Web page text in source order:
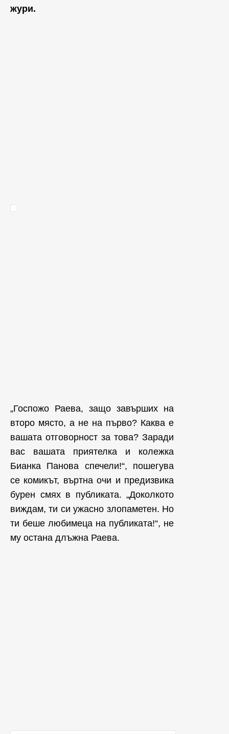
жури.
„Госпожо Раева, защо завърших на
второ място, а не на първо? Каква е
вашата отговорност за това? Заради
вас вашата приятелка и колежка
Бианка Панова спечели!“, пошегува
се комикът, въртна очи и предизвика
бурен смях в публиката. „Доколкото
виждам, ти си ужасно злопаметен. Но
ти беше любимеца на публиката!“, не
му остана длъжна Раева.